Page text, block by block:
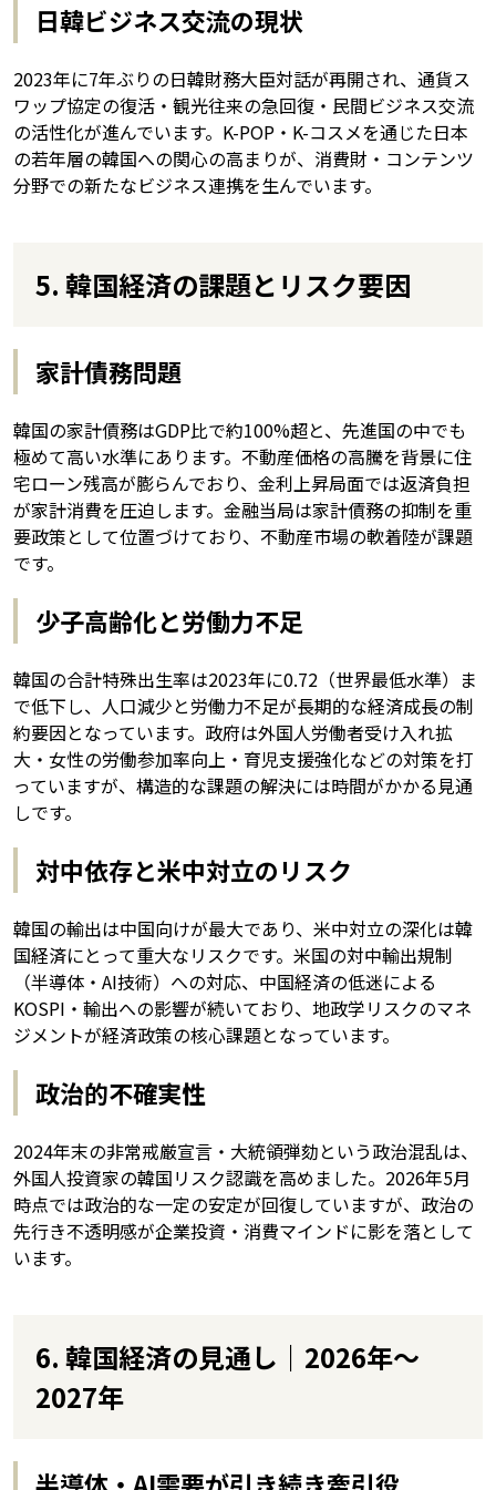
日韓ビジネス交流の現状
2023年に7年ぶりの日韓財務大臣対話が再開され、通貨ス
ワップ協定の復活・観光往来の急回復・民間ビジネス交流
の活性化が進んでいます。K-POP・K-コスメを通じた日本
の若年層の韓国への関心の高まりが、消費財・コンテンツ
分野での新たなビジネス連携を生んでいます。
5. 韓国経済の課題とリスク要因
家計債務問題
韓国の家計債務はGDP比で約100%超と、先進国の中でも
極めて高い水準にあります。不動産価格の高騰を背景に住
宅ローン残高が膨らんでおり、金利上昇局面では返済負担
が家計消費を圧迫します。金融当局は家計債務の抑制を重
要政策として位置づけており、不動産市場の軟着陸が課題
です。
少子高齢化と労働力不足
韓国の合計特殊出生率は2023年に0.72（世界最低水準）ま
で低下し、人口減少と労働力不足が長期的な経済成長の制
約要因となっています。政府は外国人労働者受け入れ拡
大・女性の労働参加率向上・育児支援強化などの対策を打
っていますが、構造的な課題の解決には時間がかかる見通
しです。
対中依存と米中対立のリスク
韓国の輸出は中国向けが最大であり、米中対立の深化は韓
国経済にとって重大なリスクです。米国の対中輸出規制
（半導体・AI技術）への対応、中国経済の低迷による
KOSPI・輸出への影響が続いており、地政学リスクのマネ
ジメントが経済政策の核心課題となっています。
政治的不確実性
2024年末の非常戒厳宣言・大統領弾劾という政治混乱は、
外国人投資家の韓国リスク認識を高めました。2026年5月
時点では政治的な一定の安定が回復していますが、政治の
先行き不透明感が企業投資・消費マインドに影を落として
います。
6. 韓国経済の見通し｜2026年〜
2027年
半導体・AI需要が引き続き牽引役